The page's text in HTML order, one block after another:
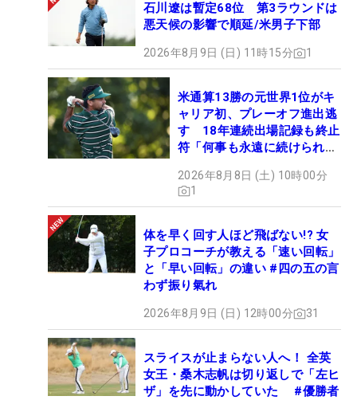
石川遼は暫定68位 第3ラウンドは
悪天候の影響で順延/米男子下部
2026年8月9日 (日) 11時15分 1
米通算13勝の元世界1位がキ
ャリア初、プレーオフ進出逃
す 18年連続出場記録も終止
符「何事も永遠に続けられな
2026年8月8日 (土) 10時00分
1
体を早く回す人ほど飛ばない!? 女
子プロコーチが教える「速い回転」
と「早い回転」の違い #四の五の言
わず振り氣れ
2026年8月9日 (日) 12時00分 31
スライスが止まらない人へ！ 全英
女王・桑木志帆は切り返しで「左ヒ
ザ」を先に動かしていた #優勝者